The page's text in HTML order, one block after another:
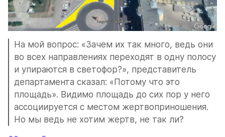
На мой вопрос: «Зачем их так много, ведь они
во всех направлениях переходят в одну полосу
и упираются в светофор?», представитель
департамента сказал: «Потому что это
площадь». Видимо площадь до сих пор у него
ассоциируется с местом жертвоприношения.
Но мы ведь не хотим жертв, не так ли?